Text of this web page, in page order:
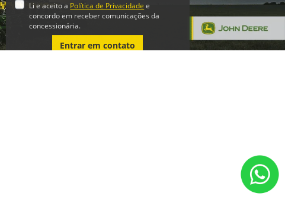
Li e aceito a Política de Privacidade e
concordo em receber comunicações da
concessionária.
Entrar em contato